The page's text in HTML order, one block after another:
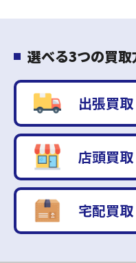
選べる3つの買取
出張買取
店頭買取
宅配買取